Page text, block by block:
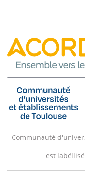
Communauté
est